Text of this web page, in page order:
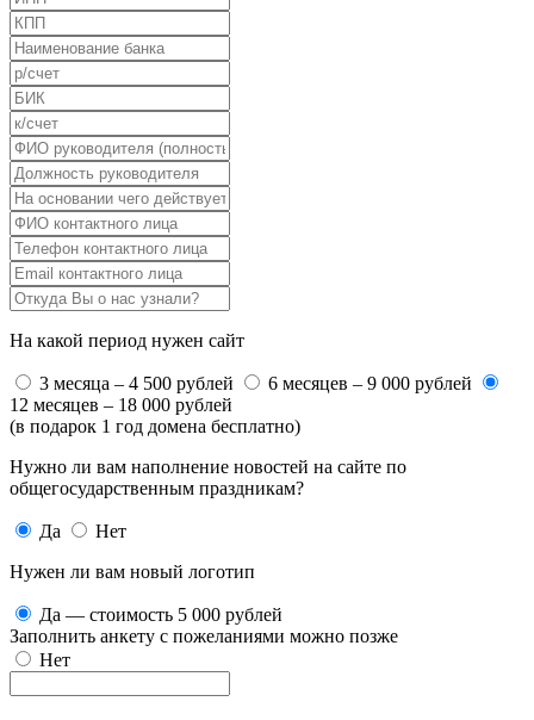
На какой период нужен сайт
3 месяца – 4 500 рублей
6 месяцев – 9 000 рублей
12 месяцев – 18 000 рублей
(в подарок 1 год домена бесплатно)
Нужно ли вам наполнение новостей на сайте по
общегосударственным праздникам?
Да
Нет
Нужен ли вам новый логотип
Да — стоимость 5 000 рублей
Заполнить анкету с пожеланиями можно позже
Нет